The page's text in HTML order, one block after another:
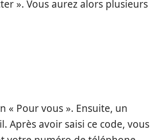
». Vous aurez alors plusieurs
« Pour vous ». Ensuite, un
Après avoir saisi ce code, vous